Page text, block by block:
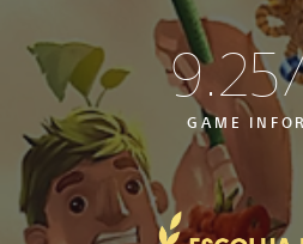
GAME